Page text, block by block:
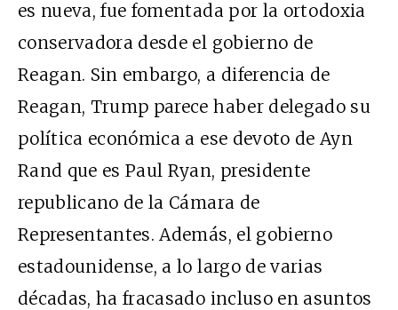
es nueva, fue fomentada por la ortodoxia
conservadora desde el gobierno de
Reagan. Sin embargo, a diferencia de
Reagan, Trump parece haber delegado su
política económica a ese devoto de Ayn
Rand que es Paul Ryan, presidente
republicano de la Cámara de
Representantes. Además, el gobierno
estadounidense, a lo largo de varias
décadas, ha fracasado incluso en asuntos